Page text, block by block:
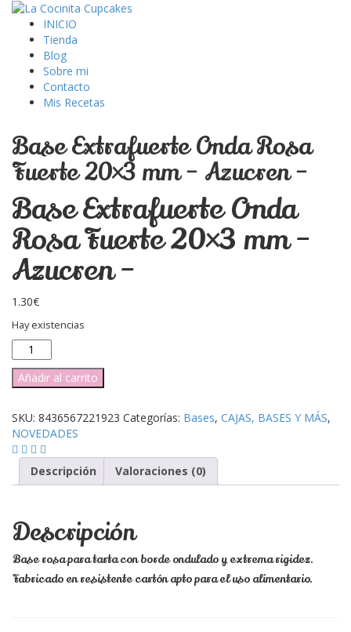
INICIO
Tienda
Blog
Sobre mi
Contacto
Mis Recetas
Base Extrafuerte Onda Rosa
Fuerte 20×3 mm – Azucren –
Base Extrafuerte Onda
Rosa Fuerte 20×3 mm –
Azucren –
1.30€
Hay existencias
Base
Extrafuerte
Onda
20x3
mm
-
Azucren
-
Añadir al carrito
SKU: 8436567221923 Categorías: Bases, CAJAS, BASES Y MÁS,
NOVEDADES
Descripción Valoraciones (0)
Descripción
Base rosa para tarta con borde ondulado y extrema rigidez.
Fabricado en resistente cartón apto para el uso alimentario.